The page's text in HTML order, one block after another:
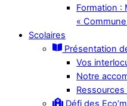
Formation :
«
Scolaires
Présentation
Vos
Notre
Défi des